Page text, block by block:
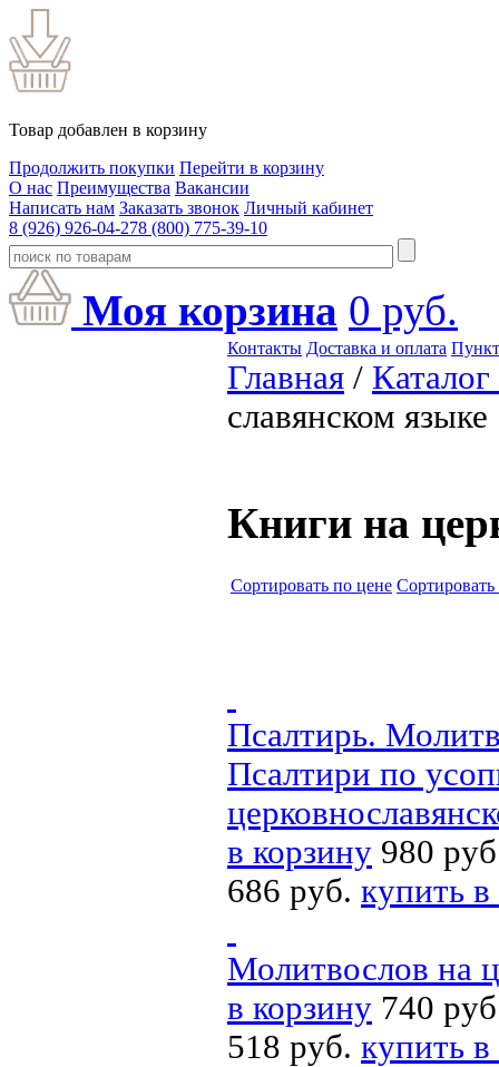
Товар добавлен в корзину
Продолжить покупки Перейти в корзину
О нас Преимущества Вакансии
Написать нам Заказать звонок Личный кабинет
8 (926) 926-04-278 (800) 775-39-10
Моя корзина 0 руб.
Контакты Доставка и оплата
Главная /
славянском языке
Книги на
Cортировать по цене
Псалтирь.
Псалтири по
в корзину 980
686 руб. купить
Молитвослов на
в корзину 740
518 руб. купить